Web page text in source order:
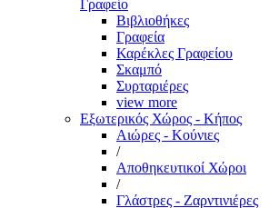
Γραφείο
Βιβλιοθήκες
Γραφεία
Καρέκλες Γραφείου
Σκαμπό
Συρταριέρες
view more
Εξωτερικός Χώρος - Κήπος
Αιώρες - Κούνιες
/
Αποθηκευτικοί Χώροι
/
Γλάστρες - Ζαρντινιέρες